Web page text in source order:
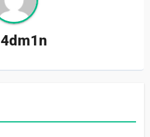
4dm1n